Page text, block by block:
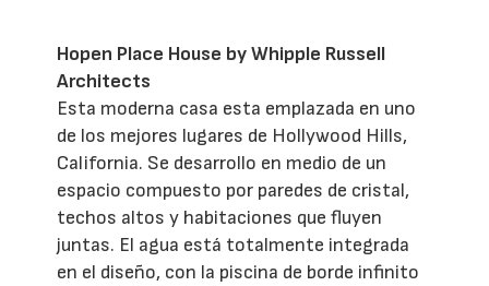
Hopen Place House by Whipple Russell
Architects
Esta moderna casa esta emplazada en uno
de los mejores lugares de Hollywood Hills,
California. Se desarrollo en medio de un
espacio compuesto por paredes de cristal,
techos altos y habitaciones que fluyen
juntas. El agua está totalmente integrada
en el diseño, con la piscina de borde infinito